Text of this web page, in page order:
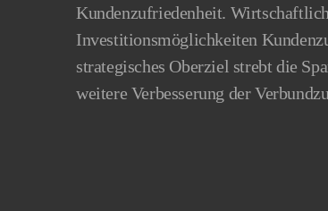
Kundenzufriedenheit.
Investitionsmöglichkeiten
strategisches Oberziel strebt die
weitere Verbesserung der